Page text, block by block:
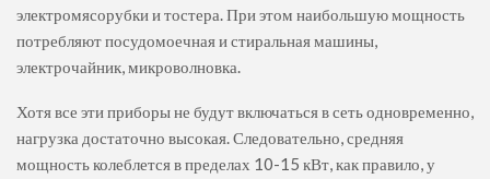
электромясорубки и тостера. При этом наибольшую мощность
потребляют посудомоечная и стиральная машины,
электрочайник, микроволновка.
Хотя все эти приборы не будут включаться в сеть одновременно,
нагрузка достаточно высокая. Следовательно, средняя
мощность колеблется в пределах 10-15 кВт, как правило, у